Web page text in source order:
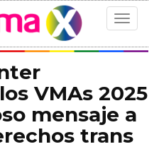
Toggle
VMAs 2025
mensaje a
trans